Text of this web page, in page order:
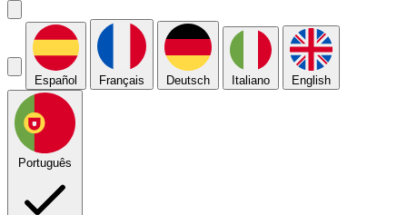
Español Français Deutsch Italiano English
Português